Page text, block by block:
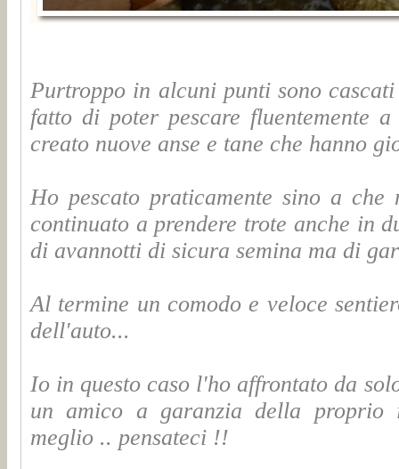
Purtroppo in alcuni punti sono
fatto di poter pescare fluentemente
creato nuove anse e tane che hanno
Ho pescato praticamente sino a
continuato a prendere trote anche in
di avannotti di sicura semina ma di
Al termine un comodo e veloce
dell'auto...
Io in questo caso l'ho affrontato da
un amico a garanzia della proprio
meglio .. pensateci !!